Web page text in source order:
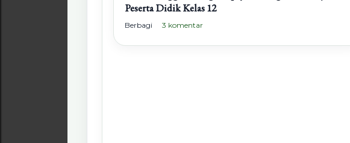
Peserta Didik Kelas 12
Berbagi 3 komentar